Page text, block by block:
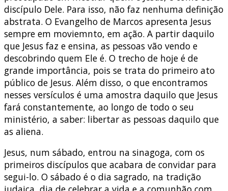
discípulo Dele. Para isso, não faz nenhuma definição
abstrata. O Evangelho de Marcos apresenta Jesus
sempre em moviemnto, em ação. A partir daquilo
que Jesus faz e ensina, as pessoas vão vendo e
descobrindo quem Ele é. O trecho de hoje é de
grande importância, pois se trata do primeiro ato
público de Jesus. Além disso, o que encontramos
nesses versículos é uma amostra daquilo que Jesus
fará constantemente, ao longo de todo o seu
ministério, a saber: libertar as pessoas daquilo que
as aliena.
Jesus, num sábado, entrou na sinagoga, com os
primeiros discípulos que acabara de convidar para
segui-lo. O sábado é o dia sagrado, na tradição